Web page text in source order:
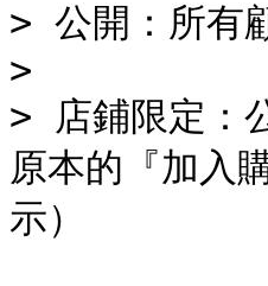
> 公開：所有
>
> 店鋪限定：
原本的『加入
示）